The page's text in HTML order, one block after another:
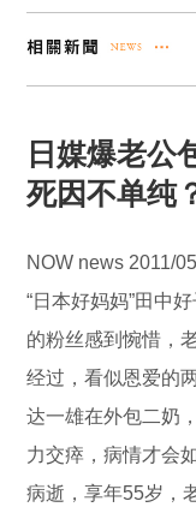
日媒爆老公
死因不单纯
NOW news 2011/
“日本好妈妈”田中
的粉丝感到惋惜，
经过，看似恩爱的
达一雄在外包二奶
力交瘁，病情才会
病逝，享年55岁，